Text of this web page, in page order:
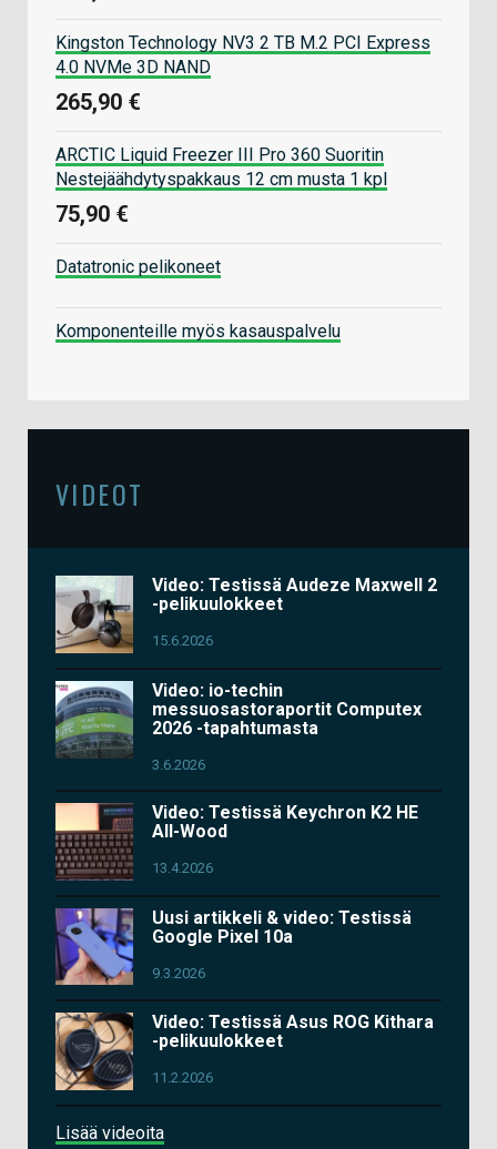
Kingston Technology NV3 2 TB M.2 PCI Express
4.0 NVMe 3D NAND
265,90 €
ARCTIC Liquid Freezer III Pro 360 Suoritin
Nestejäähdytyspakkaus 12 cm musta 1 kpl
75,90 €
Datatronic pelikoneet
Komponenteille myös kasauspalvelu
VIDEOT
Video: Testissä Audeze Maxwell 2
-pelikuulokkeet
15.6.2026
Video: io-techin
messuosastoraportit Computex
2026 -tapahtumasta
3.6.2026
Video: Testissä Keychron K2 HE
All-Wood
13.4.2026
Uusi artikkeli & video: Testissä
Google Pixel 10a
9.3.2026
Video: Testissä Asus ROG Kithara
-pelikuulokkeet
11.2.2026
Lisää videoita